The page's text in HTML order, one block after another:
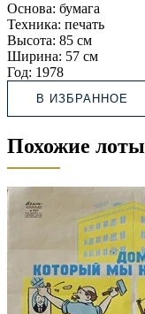
Основа: бумага
Техника: печать
Высота: 85 см
Ширина: 57 см
Год: 1978
В ИЗБРАННОЕ
Похожие лоты